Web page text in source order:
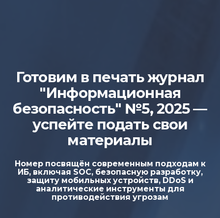
Реклама: ООО «ПРОСОФТ-ПК» (ИНН 7735545525). ERID:
Готовим в печать журнал
"Информационная
безопасность" №5, 2025 —
успейте подать свои
материалы
Номер посвящён современным подходам к
ИБ, включая SOC, безопасную разработку,
защиту мобильных устройств, DDoS и
аналитические инструменты для
противодействия угрозам